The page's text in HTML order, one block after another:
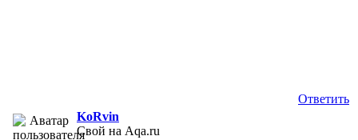
Ответить
KoRvin
Свой на Aqa.ru